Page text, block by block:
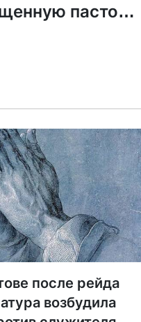
пастору-
после рейда
возбудила